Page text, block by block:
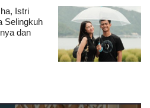
Istri
Selingkuh
dan